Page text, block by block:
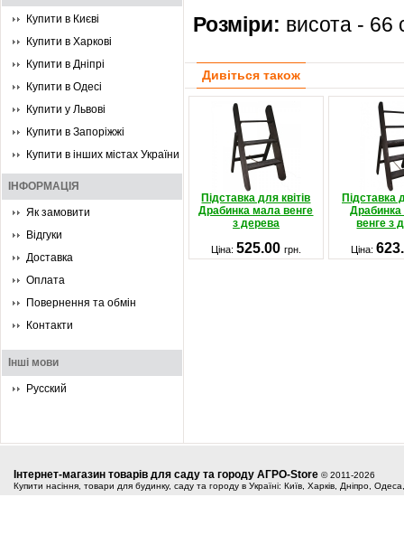
Купити в Києві
Купити в Харкові
Купити в Дніпрі
Купити в Одесі
Купити у Львові
Купити в Запоріжжі
Купити в інших містах України
ІНФОРМАЦІЯ
Як замовити
Відгуки
Доставка
Оплата
Повернення та обмін
Контакти
Інші мови
Русский
Розміри: висота -
Дивіться також
Підставка для квітів
Драбинка мала венге
з дерева
Підставка
Драбинка
венге з
Ціна: 525.00 грн. Ціна:
Інтернет-магазин товарів для саду та городу АГРО-Store © 2011-2026
Купити насіння, товари для будинку, саду та городу в Україні: Київ, Харків, Дніпро,